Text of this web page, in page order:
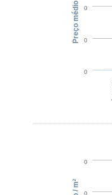
0
0
0
Preço médio
0